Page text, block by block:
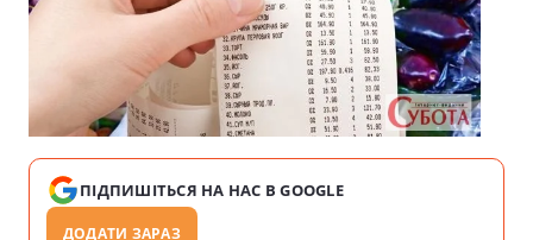
ПІДПИШІТЬСЯ НА НАС В GOOGLE
ДОДАТИ ЗАРАЗ